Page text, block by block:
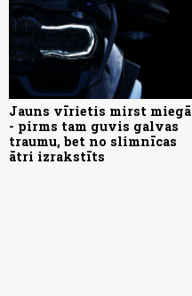
Jauns vīrietis mirst miegā
- pirms tam guvis galvas
traumu, bet no slimnīcas
ātri izrakstīts